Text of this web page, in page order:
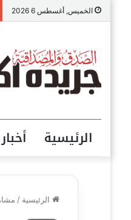
الخميس, أغسطس 6 2026
الرئيسية
الرئيسية /